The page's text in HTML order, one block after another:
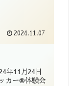
2024.11.07
年11月24日
カー®体験会